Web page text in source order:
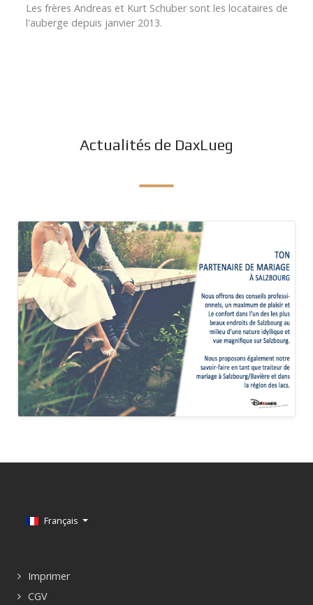
Les frères Andreas et Kurt Schuber sont les locataires de
l'auberge depuis janvier 2013.
Actualités de DaxLueg
Sélectionnez votre langue
Français
Imprimer
CGV